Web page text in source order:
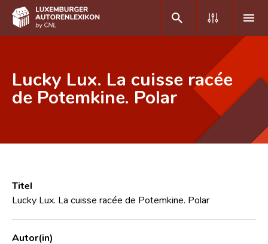
FR
Häufige Fragen und Antworten
CNL
Forschungsgruppe
Lucky Lux. La cuisse racée
de Potemkine. Polar
Titel
Lucky Lux. La cuisse racée de Potemkine. Polar
Autor(in)